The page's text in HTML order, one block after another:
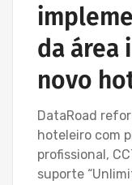
da área
novo
DataRoad
hoteleiro com
profissional,
suporte